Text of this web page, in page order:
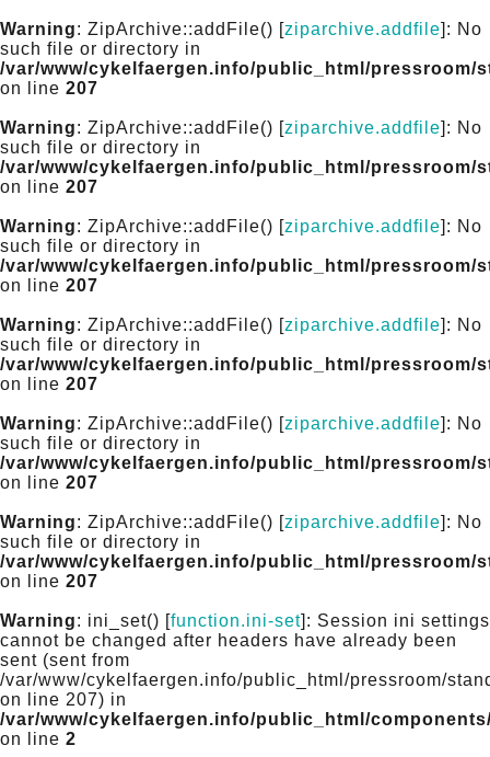
Warning: ZipArchive::addFile() [ziparchive.addfile]: No
such file or directory in
/var/www/cykelfaergen.info/public_html/pressroom/
on line 207
Warning: ZipArchive::addFile() [ziparchive.addfile]: No
such file or directory in
/var/www/cykelfaergen.info/public_html/pressroom/
on line 207
Warning: ZipArchive::addFile() [ziparchive.addfile]: No
such file or directory in
/var/www/cykelfaergen.info/public_html/pressroom/
on line 207
Warning: ZipArchive::addFile() [ziparchive.addfile]: No
such file or directory in
/var/www/cykelfaergen.info/public_html/pressroom/
on line 207
Warning: ZipArchive::addFile() [ziparchive.addfile]: No
such file or directory in
/var/www/cykelfaergen.info/public_html/pressroom/
on line 207
Warning: ZipArchive::addFile() [ziparchive.addfile]: No
such file or directory in
/var/www/cykelfaergen.info/public_html/pressroom/
on line 207
Warning: ini_set() [function.ini-set]: Session ini settings
cannot be changed after headers have already been
sent (sent from
/var/www/cykelfaergen.info/public_html/pressroom/
on line 207) in
/var/www/cykelfaergen.info/public_html/
on line 2